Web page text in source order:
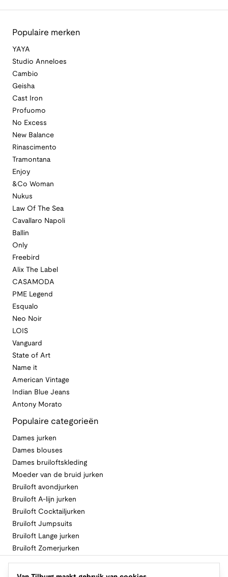
Populaire merken
YAYA
Studio Anneloes
Cambio
Geisha
Cast Iron
Profuomo
No Excess
New Balance
Rinascimento
Tramontana
Enjoy
&Co Woman
Nukus
Law Of The Sea
Cavallaro Napoli
Ballin
Only
Freebird
Alix The Label
CASAMODA
PME Legend
Esqualo
Neo Noir
LOIS
Vanguard
State of Art
Name it
American Vintage
Indian Blue Jeans
Antony Morato
Populaire categorieën
Dames jurken
Dames blouses
Dames bruiloftskleding
Moeder van de bruid jurken
Bruiloft avondjurken
Bruiloft A-lijn jurken
Bruiloft Cocktailjurken
Bruiloft Jumpsuits
Bruiloft Lange jurken
Bruiloft Zomerjurken